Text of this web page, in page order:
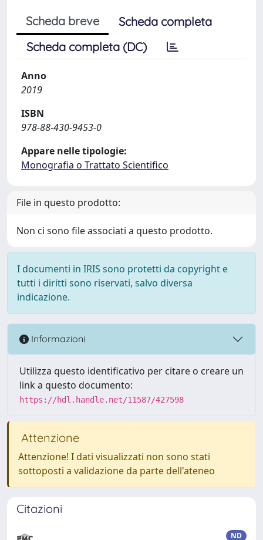
Scheda breve
Scheda completa
Scheda completa (DC)
Anno
2019
ISBN
978-88-430-9453-0
Appare nelle tipologie:
Monografia o Trattato Scientifico
File in questo prodotto:
Non ci sono file associati a questo prodotto.
I documenti in IRIS sono protetti da copyright e
tutti i diritti sono riservati, salvo diversa
indicazione.
Informazioni
Utilizza questo identificativo per citare o creare un
link a questo documento:
https://hdl.handle.net/11587/427598
Attenzione
Attenzione! I dati visualizzati non sono stati
sottoposti a validazione da parte dell'ateneo
Citazioni
ND